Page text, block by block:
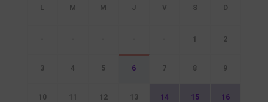
- - - - - 1 2
3 4 5 6 7 8 9
10 11 12 13 14 15 16